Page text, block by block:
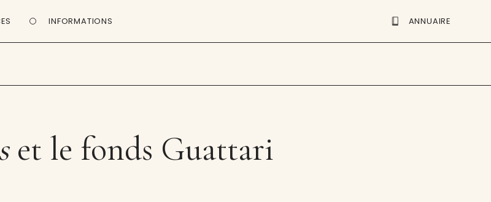
INFORMATIONS ANNUAIRE
et le fonds Guattari